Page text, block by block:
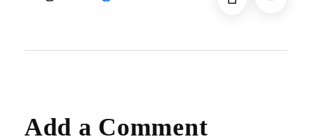
Add a Comment